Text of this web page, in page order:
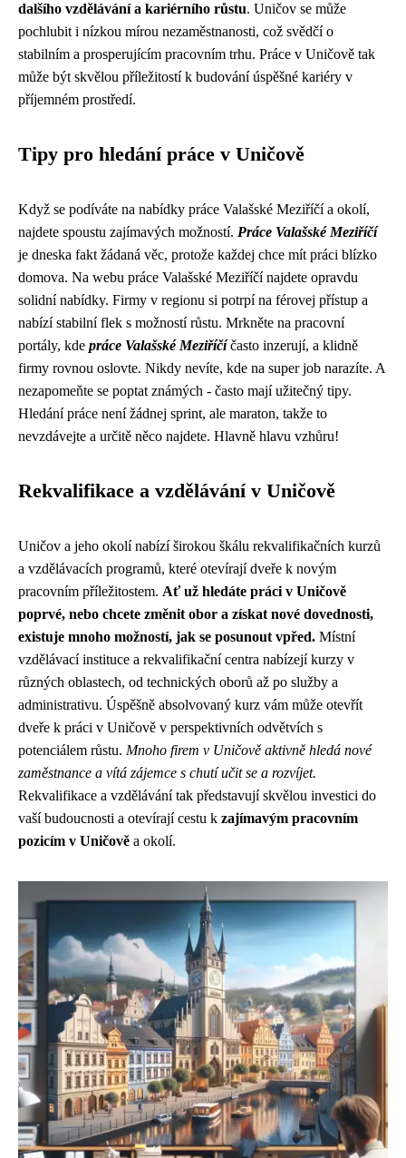
dalšího vzdělávání a kariérního růstu. Uničov se může
pochlubit i nízkou mírou nezaměstnanosti, což svědčí o
stabilním a prosperujícím pracovním trhu. Práce v Uničově tak
může být skvělou příležitostí k budování úspěšné kariéry v
příjemném prostředí.
Tipy pro hledání práce v Uničově
Když se podíváte na nabídky práce Valašské Meziříčí a okolí,
najdete spoustu zajímavých možností. Práce Valašské Meziříčí
je dneska fakt žádaná věc, protože každej chce mít práci blízko
domova. Na webu práce Valašské Meziříčínajdete opravdu
solidní nabídky. Firmy v regionu si potrpí na férovej přístup a
nabízí stabilní flek s možností růstu. Mrkněte na pracovní
portály, kde práce Valašské Meziříčíčasto inzerují, a klidně
firmy rovnou oslovte. Nikdy nevíte, kde na super job narazíte. A
nezapomeňte se poptat známých - často mají užitečný tipy.
Hledání práce není žádnej sprint, ale maraton, takže to
nevzdávejte a určitě něco najdete. Hlavně hlavu vzhůru!
Rekvalifikace a vzdělávání v Uničově
Uničov a jeho okolí nabízí širokou škálu rekvalifikačních kurzů
a vzdělávacích programů, které otevírají dveře k novým
pracovním příležitostem. Ať už hledáte práci v Uničově
poprvé, nebo chcete změnit obor a získat nové dovednosti,
existuje mnoho možností, jak se posunout vpřed. Místní
vzdělávací instituce a rekvalifikační centra nabízejí kurzy v
různých oblastech, od technických oborů až po služby a
administrativu. Úspěšně absolvovaný kurz vám může otevřít
dveře k práci v Uničově v perspektivních odvětvích s
potenciálem růstu. Mnoho firem v Uničově aktivně hledá nové
zaměstnance a vítá zájemce s chutí učit se a rozvíjet.
Rekvalifikace a vzdělávání tak představují skvělou investici do
vaší budoucnosti a otevírají cestu k zajímavým pracovním
pozicím v Uničově a okolí.